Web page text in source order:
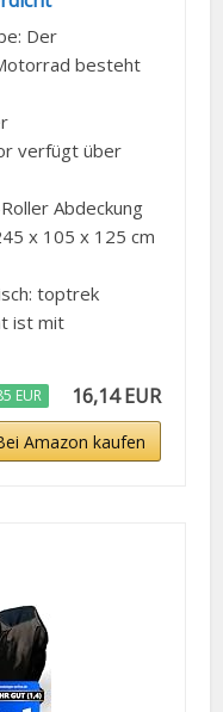
Der
besteht
verfügt über
Abdeckung
x 105 x 125 cm
toptrek
ist mit
EUR 16,14 EUR
Amazon kaufen